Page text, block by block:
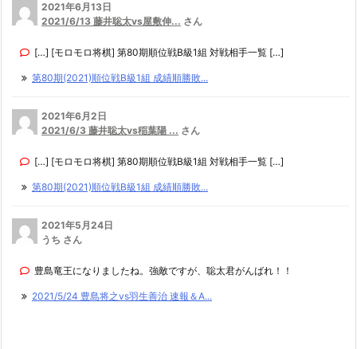
2021年6月13日
2021/6/13 藤井聡太vs屋敷伸... さん
[…] [モロモロ将棋] 第80期順位戦B級1組 対戦相手一覧 […]
第80期(2021)順位戦B級1組 成績順勝敗...
2021年6月2日
2021/6/3 藤井聡太vs稲葉陽 ... さん
[…] [モロモロ将棋] 第80期順位戦B級1組 対戦相手一覧 […]
第80期(2021)順位戦B級1組 成績順勝敗...
2021年5月24日
うち さん
豊島竜王になりましたね。強敵ですが、聡太君がんばれ！！
2021/5/24 豊島将之vs羽生善治 速報＆A...